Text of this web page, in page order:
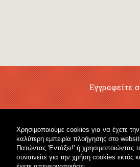
Χρησιμοποιούμε cookies για να έχετε την
καλύτερη εμπειρία πλοήγησης στο
Πατώντας 'Εντάξει!' ή χρησιμοποιώντας
συναινείτε για την χρήση cookies εκτός
Εγγραφείτε
Μουσικό Βιβλιοπωλείο
Κρουστά & Εκπαιδευτικό Υλικό
Γενικό Βιβλιοπωλείο